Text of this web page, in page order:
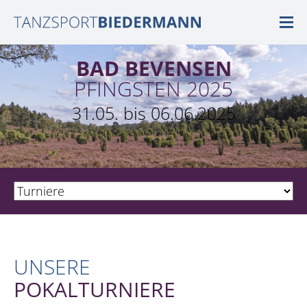
BAD BEVENSEN
PFINGSTEN 2025
31.05. bis 06.06.2025
UNSERE
POKALTURNIERE